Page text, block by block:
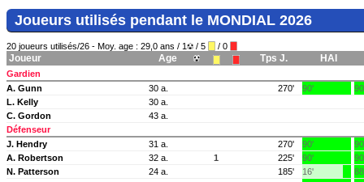
Joueurs utilisés pendant le MONDIAL 2026
20 joueurs utilisés/26 - Moy. age : 29,0 ans / 1 / 5 / 0
Joueur Age Tps J. HAI
Gardien
A. Gunn
30 a. 270' 90'
L. Kelly
30 a.
C. Gordon
43 a.
Défenseur
J. Hendry
31 a. 270' 90'
A. Robertson
32 a. 1 225' 90'
N. Patterson
24 a. 185' 16'